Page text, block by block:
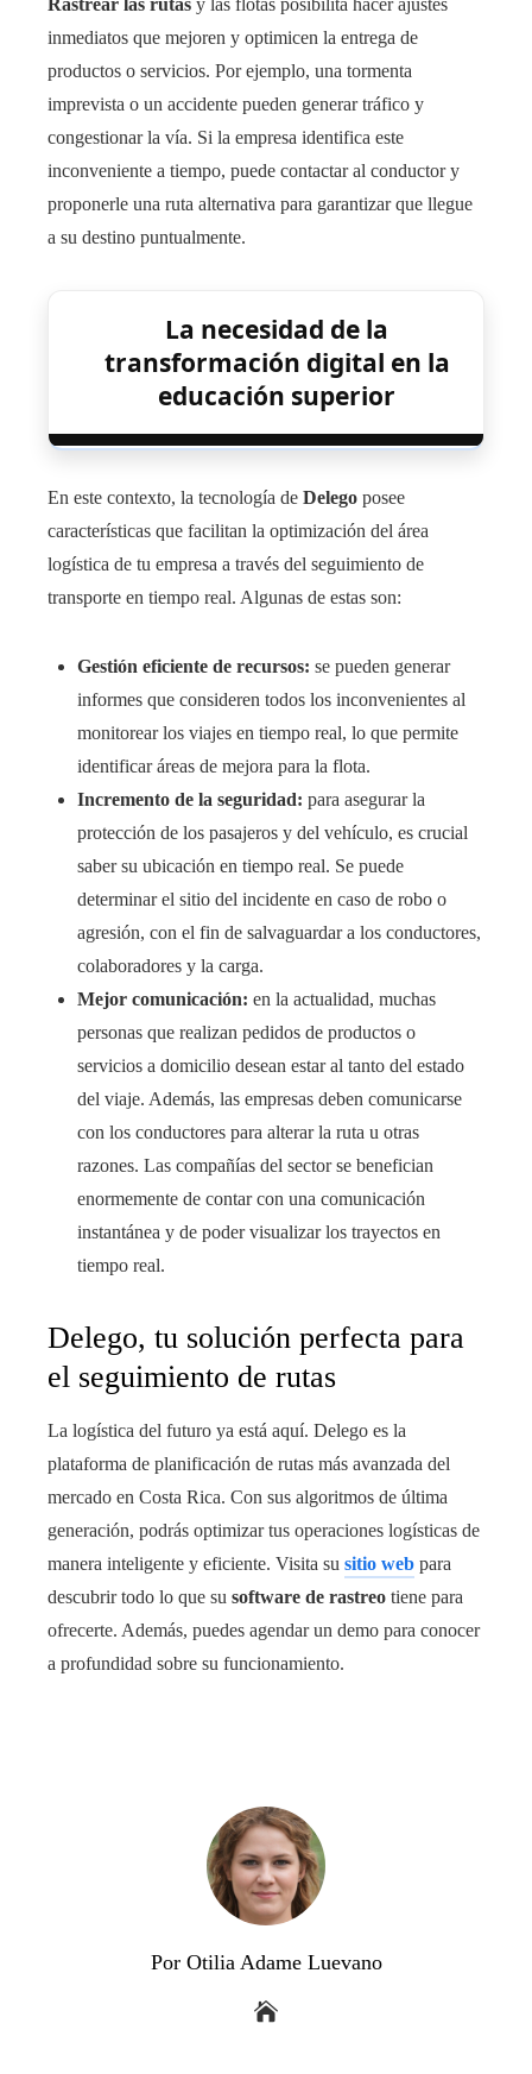
Rastrear las rutas y las flotas posibilita hacer ajustes
inmediatos que mejoren y optimicen la entrega de
productos o servicios. Por ejemplo, una tormenta
imprevista o un accidente pueden generar tráfico y
congestionar la vía. Si la empresa identifica este
inconveniente a tiempo, puede contactar al conductor y
proponerle una ruta alternativa para garantizar que llegue
a su destino puntualmente.
La necesidad de la
transformación digital en la
educación superior
En este contexto, la tecnología de Delego posee
características que facilitan la optimización del área
logística de tu empresa a través del seguimiento de
transporte en tiempo real. Algunas de estas son:
Gestión eficiente de recursos: se pueden generar
informes que consideren todos los inconvenientes al
monitorear los viajes en tiempo real, lo que permite
identificar áreas de mejora para la flota.
Incremento de la seguridad: para asegurar la
protección de los pasajeros y del vehículo, es crucial
saber su ubicación en tiempo real. Se puede
determinar el sitio del incidente en caso de robo o
agresión, con el fin de salvaguardar a los conductores,
colaboradores y la carga.
Mejor comunicación: en la actualidad, muchas
personas que realizan pedidos de productos o
servicios a domicilio desean estar al tanto del estado
del viaje. Además, las empresas deben comunicarse
con los conductores para alterar la ruta u otras
razones. Las compañías del sector se benefician
enormemente de contar con una comunicación
instantánea y de poder visualizar los trayectos en
tiempo real.
Delego, tu solución perfecta para
el seguimiento de rutas
La logística del futuro ya está aquí. Delego es la
plataforma de planificación de rutas más avanzada del
mercado en Costa Rica. Con sus algoritmos de última
generación, podrás optimizar tus operaciones logísticas de
manera inteligente y eficiente. Visita su sitio web para
descubrir todo lo que su software de rastreo tiene para
ofrecerte. Además, puedes agendar un demo para conocer
a profundidad sobre su funcionamiento.
Por Otilia Adame Luevano